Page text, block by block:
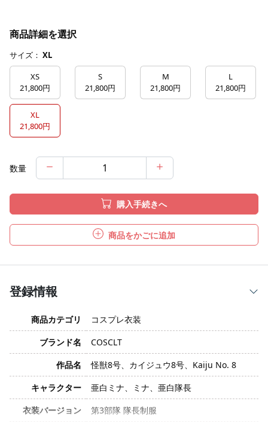
商品詳細を選択
サイズ： XL
XS
21,800円
S
21,800円
M
21,800円
L
21,800円
XL
21,800円
数量
購入手続きへ
商品をかごに追加
登録情報
商品カテゴリ
コスプレ衣装
ブランド名
COSCLT
作品名
怪獣8号、カイジュウ8号、Kaiju No. 8
キャラクター
亜白ミナ、ミナ、亜白隊長
衣装バージョン
第3部隊 隊長制服